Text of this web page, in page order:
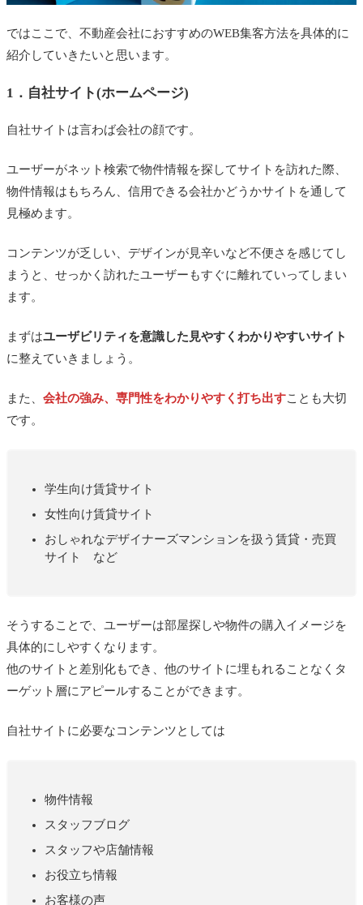
ではここで、不動産会社におすすめのWEB集客方法を具体的に
紹介していきたいと思います。
1．自社サイト(ホームページ)
自社サイトは言わば会社の顔です。
ユーザーがネット検索で物件情報を探してサイトを訪れた際、
物件情報はもちろん、信用できる会社かどうかサイトを通して
見極めます。
コンテンツが乏しい、デザインが見辛いなど不便さを感じてし
まうと、せっかく訪れたユーザーもすぐに離れていってしまい
ます。
まずはユーザビリティを意識した見やすくわかりやすいサイト
に整えていきましょう。
また、 会社の強み、専門性をわかりやすく打ち出すことも大切
です。
学生向け賃貸サイト
女性向け賃貸サイト
おしゃれなデザイナーズマンションを扱う賃貸・売買
サイト など
そうすることで、ユーザーは部屋探しや物件の購入イメージを
具体的にしやすくなります。
他のサイトと差別化もでき、他のサイトに埋もれることなくタ
ーゲット層にアピールすることができます。
自社サイトに必要なコンテンツとしては
物件情報
スタッフブログ
スタッフや店舗情報
お役立ち情報
お客様の声